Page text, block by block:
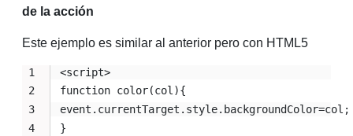
de la acción
Este ejemplo es similar al anterior pero con HTML5
<script>
function color(col){
event.currentTarget.style.backgroundColor=col;
}